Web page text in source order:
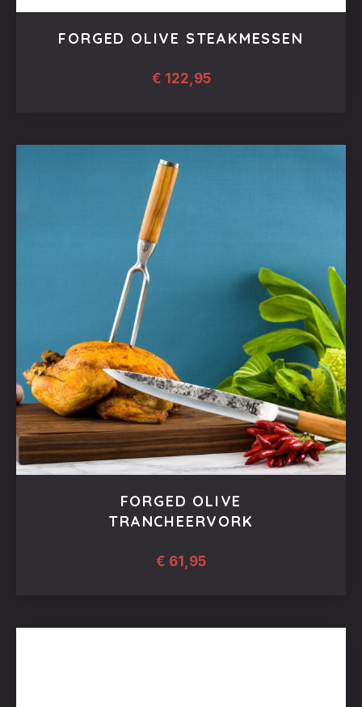
FORGED OLIVE STEAKMESSEN
€ 122,95
FORGED OLIVE
TRANCHEERVORK
€ 61,95